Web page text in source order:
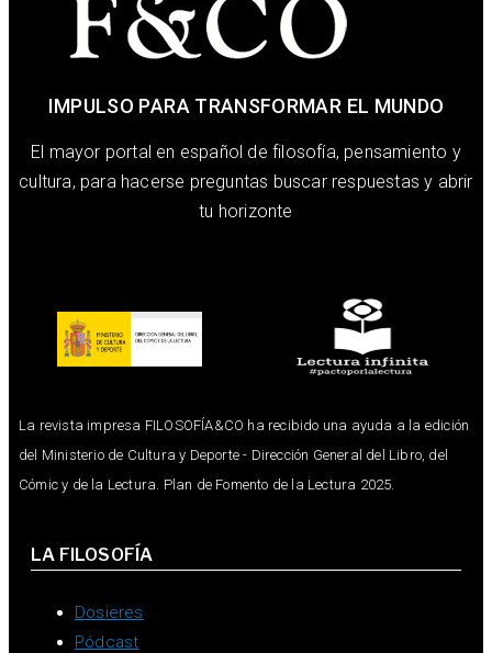
IMPULSO PARA TRANSFORMAR EL MUNDO
El mayor portal en español de filosofía, pensamiento y
cultura, para hacerse preguntas buscar respuestas y abrir
tu horizonte
La revista impresa FILOSOFÍA&CO ha recibido una ayuda a la edición
del Ministerio de Cultura y Deporte - Dirección General del Libro, del
Cómic y de la Lectura. Plan de Fomento de la Lectura 2025.
LA FILOSOFÍA
Dosieres
Pódcast